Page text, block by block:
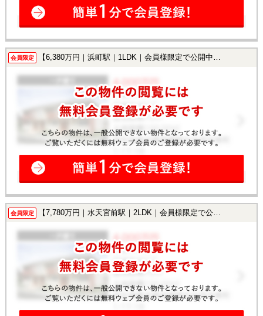
会員限定 【6,380万円｜浜町駅｜1LDK｜会員様限定で公開中！】
会員限定 【7,780万円｜水天宮前駅｜2LDK｜会員様限定で公開中！】